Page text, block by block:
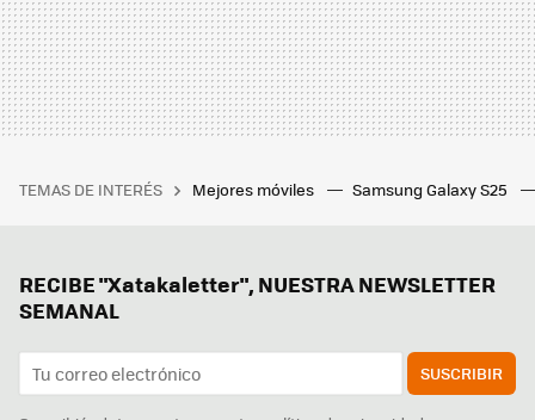
TEMAS DE INTERÉS Mejores móviles Samsung Galaxy S25
RECIBE "Xatakaletter", NUESTRA NEWSLETTER
SEMANAL
SUSCRIBIR